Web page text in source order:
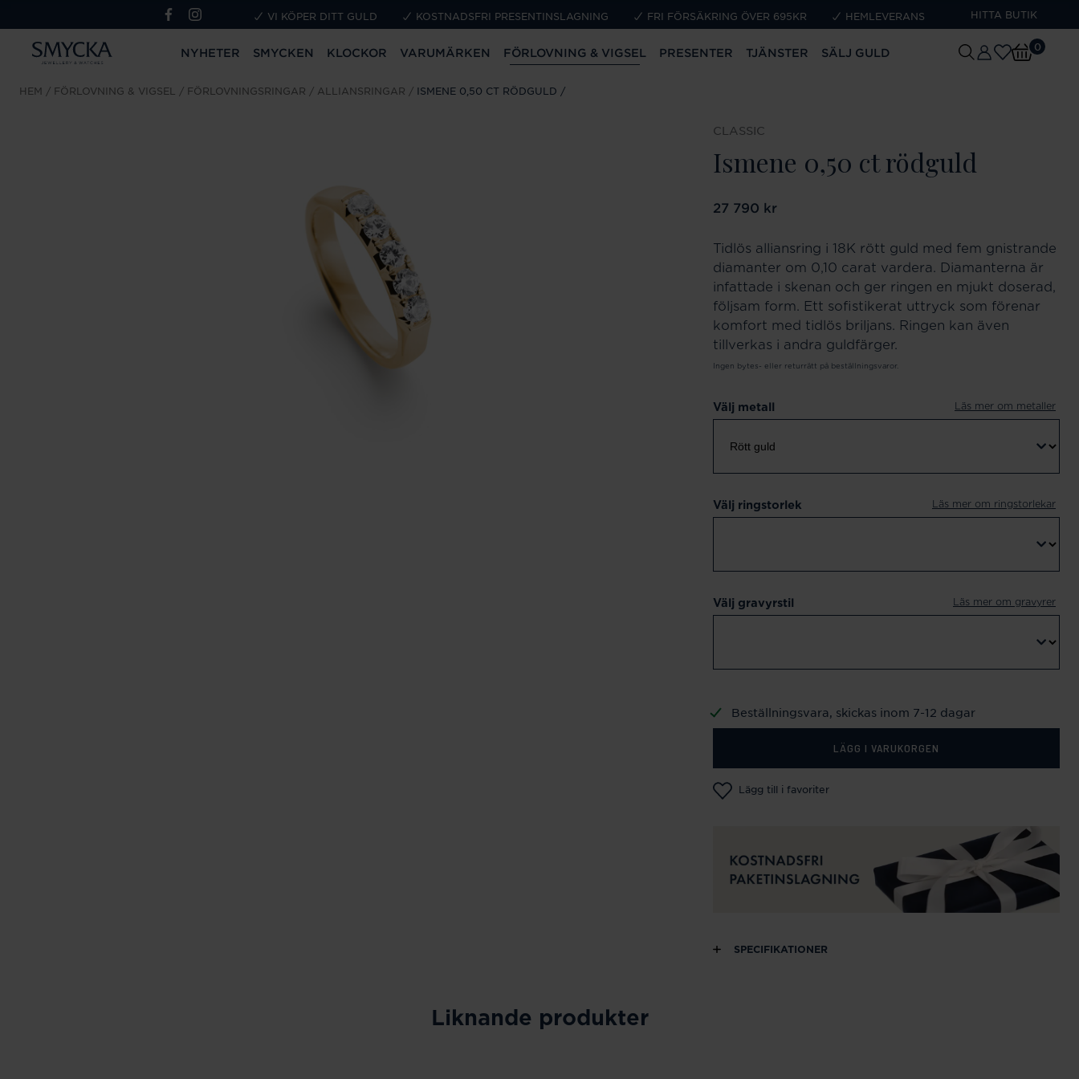
VI KÖPER DITT GULD KOSTNADSFRI PRESENTINSLAGNING FRI FÖRSÄKRING ÖVER 695KR HEMLEVERANS HITTA BUTIK
NYHETER SMYCKEN KLOCKOR VARUMÄRKEN FÖRLOVNING & VIGSEL PRESENTER TJÄNSTER SÄLJ GULD 0
HEM FÖRLOVNING & VIGSEL FÖRLOVNINGSRINGAR ALLIANSRINGAR ISMENE 0,50 CT RÖDGULD
CLASSIC
Ismene 0,50 ct rödguld
Pris:27 790 kr
27 790 kr
Tidlös alliansring i 18K rött guld med fem gnistrande
diamanter om 0,10 carat vardera. Diamanterna är
infattade i skenan och ger ringen en mjukt doserad,
följsam form. Ett sofistikerat uttryck som förenar
komfort med tidlös briljans. Ringen kan även
tillverkas i andra guldfärger.
Ingen bytes- eller returrätt på beställningsvaror.
Välj metall Läs mer om metaller
Välj ringstorlek Läs mer om ringstorlekar
Välj gravyrstil Läs mer om gravyrer
Beställningsvara, skickas inom 7-12 dagar
LÄGG I VARUKORGEN
Lägg till i favoriter
SPECIFIKATIONER
Liknande produkter